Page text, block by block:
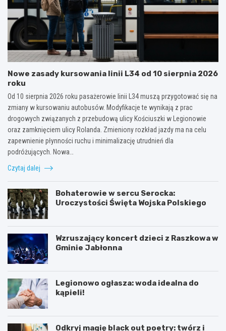
Nowe zasady kursowania linii L34 od 10 sierpnia 2026
roku
Od 10 sierpnia 2026 roku pasażerowie linii L34 muszą przygotować się na
zmiany w kursowaniu autobusów. Modyfikacje te wynikają z prac
drogowych związanych z przebudową ulicy Kościuszki w Legionowie
oraz zamknięciem ulicy Rolanda. Zmieniony rozkład jazdy ma na celu
zapewnienie płynności ruchu i minimalizację utrudnień dla
podróżujących. Nowa…
Czytaj dalej
Bohaterowie w sercu Serocka:
Uroczystości Święta Wojska Polskiego
Wzruszający koncert dzieci z Raszkowa w
Gminie Jabłonna
Legionowo ogłasza: woda idealna do
kąpieli!
Odkryj magię black out poetry: twórz i